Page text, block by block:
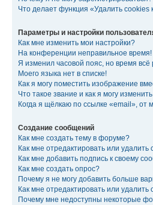
Что делает функция «Удалить
Параметры и настройки
Как мне изменить мои настройки?
На конференции неправильное время!
Я изменил часовой пояс, но время всё
Моего языка нет в списке!
Как я могу поместить изображение
Что такое звание и как я могу
Когда я щёлкаю по ссылке «email»,
Создание сообщений
Как мне создать тему в форуме?
Как мне отредактировать или
Как мне добавить подпись к своему
Как мне создать опрос?
Почему я не могу добавить больше
Как мне отредактировать или удалить
Почему мне недоступны некоторые